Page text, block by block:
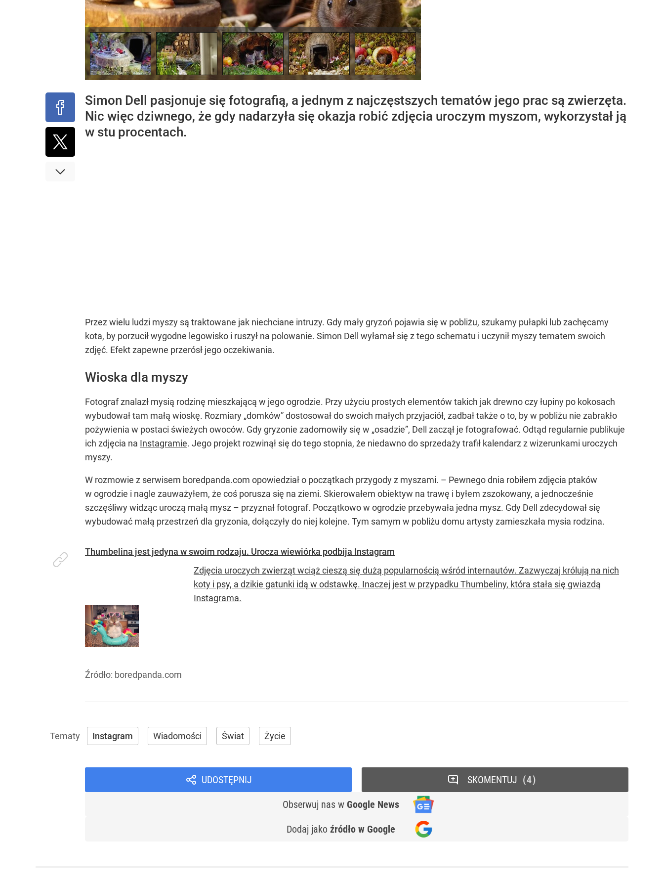
Simon Dell pasjonuje się fotografią, a jednym z najczęstszych tematów jego prac są zwierzęta.
Nic więc dziwnego, że gdy nadarzyła się okazja robić zdjęcia uroczym myszom, wykorzystał ją
w stu procentach.
Przez wielu ludzi myszy są traktowane jak niechciane intruzy. Gdy mały gryzoń pojawia się w pobliżu, szukamy pułapki lub zachęcamy
kota, by porzucił wygodne legowisko i ruszył na polowanie. Simon Dell wyłamał się z tego schematu i uczynił myszy tematem swoich
zdjęć. Efekt zapewne przerósł jego oczekiwania.
Wioska dla myszy
Fotograf znalazł mysią rodzinę mieszkającą w jego ogrodzie. Przy użyciu prostych elementów takich jak drewno czy łupiny po kokosach
wybudował tam małą wioskę. Rozmiary „domków” dostosował do swoich małych przyjaciół, zadbał także o to, by w pobliżu nie zabrakło
pożywienia w postaci świeżych owoców. Gdy gryzonie zadomowiły się w „osadzie”, Dell zaczął je fotografować. Odtąd regularnie publikuje
ich zdjęcia na Instagramie. Jego projekt rozwinął się do tego stopnia, że niedawno do sprzedaży trafił kalendarz z wizerunkami uroczych
myszy.
W rozmowie z serwisem boredpanda.com opowiedział o początkach przygody z myszami. – Pewnego dnia robiłem zdjęcia ptaków
w ogrodzie i nagle zauważyłem, że coś porusza się na ziemi. Skierowałem obiektyw na trawę i byłem zszokowany, a jednocześnie
szczęśliwy widząc uroczą małą mysz – przyznał fotograf. Początkowo w ogrodzie przebywała jedna mysz. Gdy Dell zdecydował się
wybudować małą przestrzeń dla gryzonia, dołączyły do niej kolejne. Tym samym w pobliżu domu artysty zamieszkała mysia rodzina.
Thumbelina jest jedyna w swoim rodzaju. Urocza wiewiórka podbija Instagram
Zdjęcia uroczych zwierząt wciąż cieszą się dużą popularnością wśród internautów. Zazwyczaj królują na nich
koty i psy, a dzikie gatunki idą w odstawkę. Inaczej jest w przypadku Thumbeliny, która stała się gwiazdą
Instagrama.
Źródło: boredpanda.com
Instagram Wiadomości Świat Życie
UDOSTĘPNIJ
Obserwuj nas w Google News
Dodaj jako źródło w Google
SKOMENTUJ 4